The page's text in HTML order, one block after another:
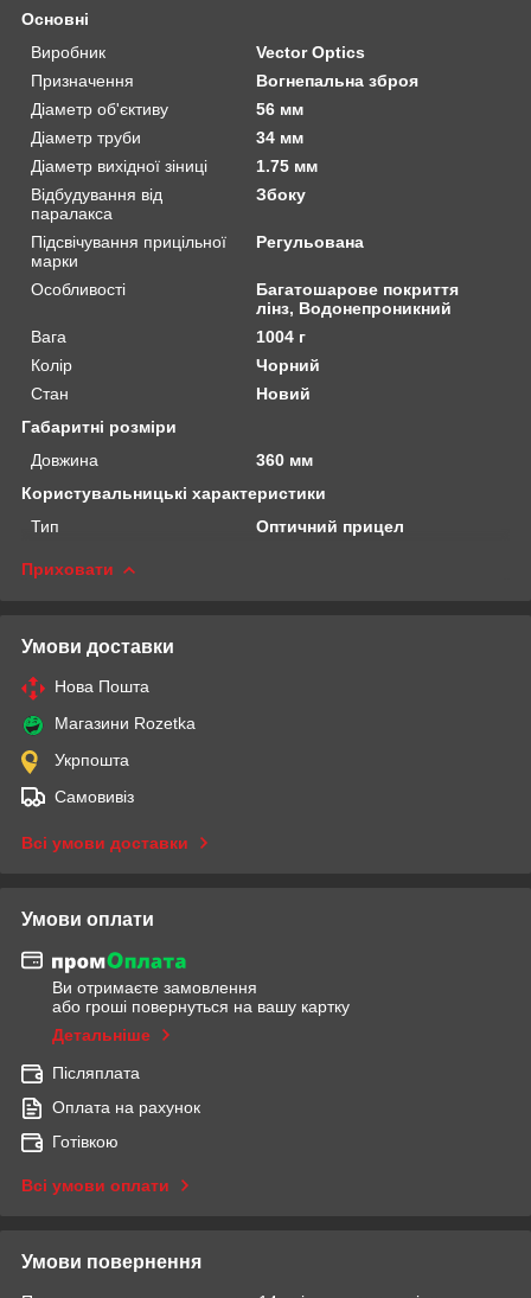
Основні
Виробник
Vector Optics
Призначення
Вогнепальна зброя
Діаметр об'єктиву
56 мм
Діаметр труби
34 мм
Діаметр вихідної зіниці
1.75 мм
Відбудування від
паралакса
Збоку
Підсвічування прицільної
марки
Регульована
Особливості
Багатошарове покриття
лінз, Водонепроникний
Вага
1004 г
Колір
Чорний
Стан
Новий
Габаритні розміри
Довжина
360 мм
Користувальницькі характеристики
Тип
Оптичний прицел
Приховати
Умови доставки
Нова Пошта
Магазини Rozetka
Укрпошта
Самовивіз
Всі умови доставки
Умови оплати
Ви отримаєте замовлення
або гроші повернуться на вашу картку
Детальніше
Післяплата
Оплата на рахунок
Готівкою
Всі умови оплати
Умови повернення